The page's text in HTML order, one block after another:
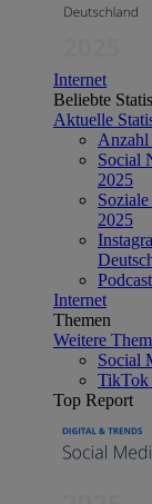
Internet
Beliebte
Aktuelle
Social
2025
2025
Internet
Themen
Weitere
Social
TikTok
Top Report